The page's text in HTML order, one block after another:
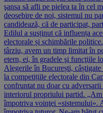
şansa să afli pe pielea ta în cel
deosebire de noi, sistemul nu
candidează, că de participat,
Edilul a susținut că influența
electorale și schimbările
târziu, avem un timp limitat în
etern, ei, în gradele şi funcţiile
Alegerile în București,
la competițiile electorale din
confruntat nu doar cu
interiorul propriului partid.
împotriva voinţei «sistemului».